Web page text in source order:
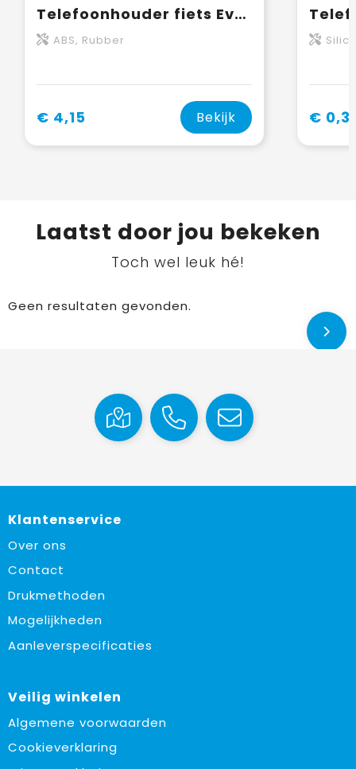
Telefoonhouder fiets Everett
ABS, Rubber
€ 4,15 Bekijk €
Laatst door jou bekeken
Toch wel leuk hé!
Geen resultaten gevonden.
Klantenservice
Over ons
Contact
Drukmethoden
Mogelijkheden
Aanleverspecificaties
Veilig winkelen
Algemene voorwaarden
Cookieverklaring